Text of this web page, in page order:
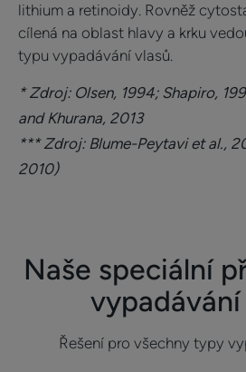
lithium a retinoidy. Rovněž
cílená na oblast hlavy a krku
typu vypadávání vlasů.
* Zdroj: Olsen, 1994; Shapiro, 199
and Khurana, 2013
*** Zdroj: Blume-Peytavi et al.,
2010)
Naše speciální
vypadávání
Řešení pro všechny typy